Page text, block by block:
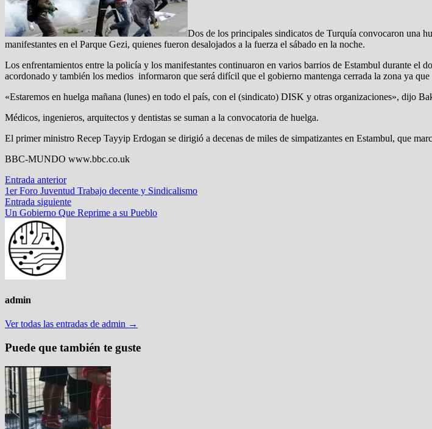
Dos de los principales sindicatos de Turquía convocaron una
manifestantes en el Parque Gezi, quienes fueron desalojados a la fuerza el sábado en la noche.
Los enfrentamientos entre la policía y los manifestantes continuaron en varios barrios de Estambul durante el
acordonado y también los medios informaron que será difícil que el gobierno mantenga cerrada la zona ya
«Estaremos en huelga mañana (lunes) en todo el país, con el (sindicato) DISK y otras organizaciones», dijo
Médicos, ingenieros, arquitectos y dentistas se suman a la convocatoria de huelga.
El primer ministro Recep Tayyip Erdogan se dirigió a decenas de miles de simpatizantes en Estambul, que
BBC-MUNDO www.bbc.co.uk
Navegación
de
entradas
Entrada anteriorEntrada
anterior:
1er Foro Juventud Trabajo decente y Sindicalismo
Entrada siguienteEntrada
siguiente:
Un Gobierno Que Reprime a su Pueblo
admin
Ver todas las entradas de admin →
Puede que también te guste